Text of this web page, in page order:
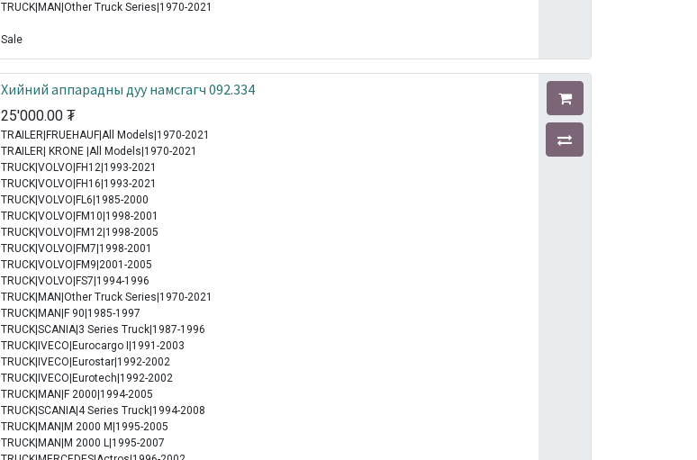
TRUCK|MAN|Other Truck Series|1970-2021
Sale
Хийний аппарадны дуу намсгагч 092.334
25'000.00 ₮
TRAILER|FRUEHAUF|All Models|1970-2021
TRAILER| KRONE |All Models|1970-2021
TRUCK|VOLVO|FH12|1993-2021
TRUCK|VOLVO|FH16|1993-2021
TRUCK|VOLVO|FL6|1985-2000
TRUCK|VOLVO|FM10|1998-2001
TRUCK|VOLVO|FM12|1998-2005
TRUCK|VOLVO|FM7|1998-2001
TRUCK|VOLVO|FM9|2001-2005
TRUCK|VOLVO|FS7|1994-1996
TRUCK|MAN|Other Truck Series|1970-2021
TRUCK|MAN|F 90|1985-1997
TRUCK|SCANIA|3 Series Truck|1987-1996
TRUCK|IVECO|Eurocargo I|1991-2003
TRUCK|IVECO|Eurostar|1992-2002
TRUCK|IVECO|Eurotech|1992-2002
TRUCK|MAN|F 2000|1994-2005
TRUCK|SCANIA|4 Series Truck|1994-2008
TRUCK|MAN|M 2000 M|1995-2005
TRUCK|MAN|M 2000 L|1995-2007